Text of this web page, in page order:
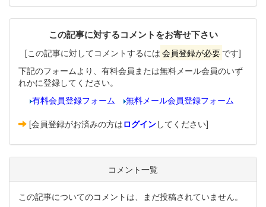
この記事に対するコメントをお寄せ下さい
[この記事に対してコメントするには 会員登録が必要 です]
下記のフォームより、有料会員または無料メール会員のいず
れかに登録してください。
有料会員登録フォーム
無料メール会員登録フォーム
[会員登録がお済みの方はログインしてください]
コメント一覧
この記事についてのコメントは、まだ投稿されていません。